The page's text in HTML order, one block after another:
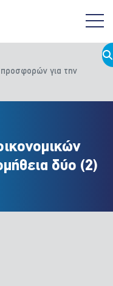
για την
δύο (2)